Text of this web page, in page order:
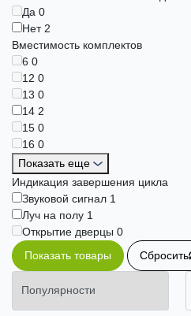
Да 0
Нет 2
Вместимость комплектов
6 0
12 0
13 0
14 2
15 0
16 0
Показать еще
Индикация завершения цикла
Звуковой сигнал 1
Луч на полу 1
Открытие дверцы 0
Показать товары
Сбросить